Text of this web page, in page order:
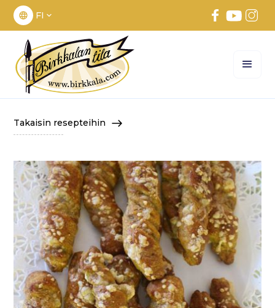
FI
Takaisin resepteihin